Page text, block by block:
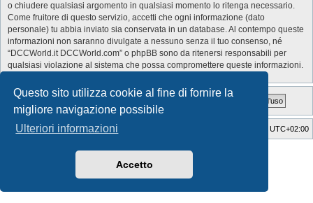
Questo sito utilizza cookie al fine di fornire la
migliore navigazione possibile
Ulteriori informazioni
Accetto
o chiudere qualsiasi argomento in qualsiasi momento lo ritenga necessario.
Come fruitore di questo servizio, accetti che ogni informazione (dato
personale) tu abbia inviato sia conservata in un database. Al contempo queste
informazioni non saranno divulgate a nessuno senza il tuo consenso, né
“DCCWorld.it DCCWorld.com” o phpBB sono da ritenersi responsabili per
qualsiasi violazione al sistema che possa compromettere queste informazioni.
Indice UTC+02:00
Style Developer by ©GTA game
phpBB